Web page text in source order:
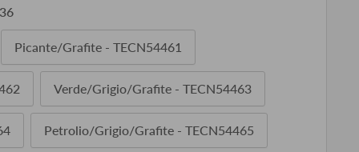
Picante/Grafite - TECN54461
Verde/Grigio/Grafite - TECN54463
Petrolio/Grigio/Grafite - TECN54465